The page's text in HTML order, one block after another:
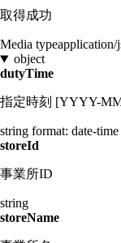
取得成功
Media typeapplication/
object
dutyTime
指定時刻 [YYYY-
string format: date-time
storeId
事業所ID
string
storeName